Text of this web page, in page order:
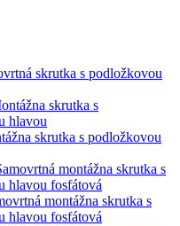
skrutka s podložkovou
skrutka s podložkovou
montážna skrutka s
hlavou fosfátová